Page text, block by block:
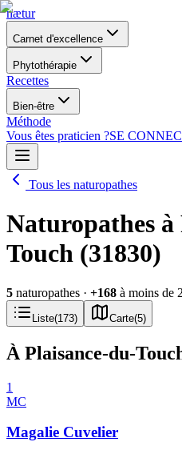
nætur
Carnet d'excellence
Phytothérapie
Recettes
Bien-être
Méthode
Vous êtes praticien ?SE
Tous les naturopathes
Naturopathes à
Touch (31830)
5 naturopathes · +168 à moins de
Liste(173) Carte(5)
À Plaisance-du-
1
MC
Magalie Cuvelier